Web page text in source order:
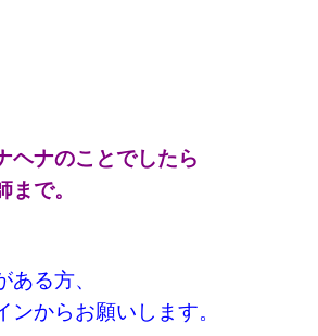
ヘナのことでしたら
で。
る方、
からお願いします。